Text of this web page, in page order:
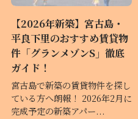
【2026年新築】宮古島・
平良下里のおすすめ賃貸物
件「グランメゾンS」徹底
ガイド！
宮古島で新築の賃貸物件を探し
ている方へ朗報！ 2026年2月に
完成予定の新築アパー...